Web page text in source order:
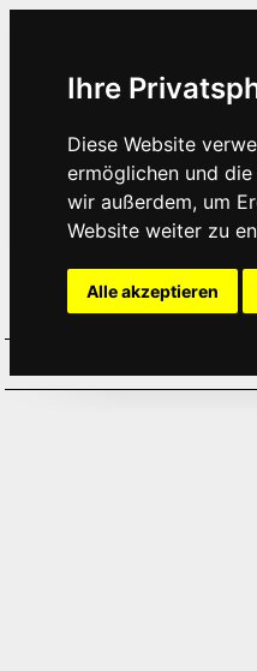
Ihre
Diese Website
ermöglichen und die
wir außerdem, um
Website weiter zu
Alle akzeptieren